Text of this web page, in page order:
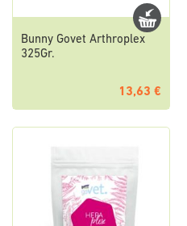
Bunny Govet Arthroplex
325Gr.
13,63 €